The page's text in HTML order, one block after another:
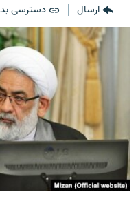
صفحه
جستجوبرنامه‌های رادیویی
فرکانس‌ها
چندرسانه‌ای
گزارش‌های تصویری
گزارش‌های ویدئویی
زنان فردا
English
ارسال
دسترسی